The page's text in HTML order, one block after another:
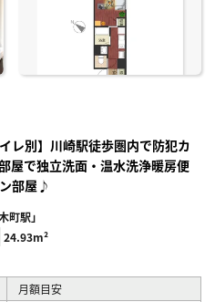
レ別】川崎駅徒歩圏内で防犯カ
屋で独立洗面・温水洗浄暖房便
部屋♪
町駅」
24.93m²
月額目安